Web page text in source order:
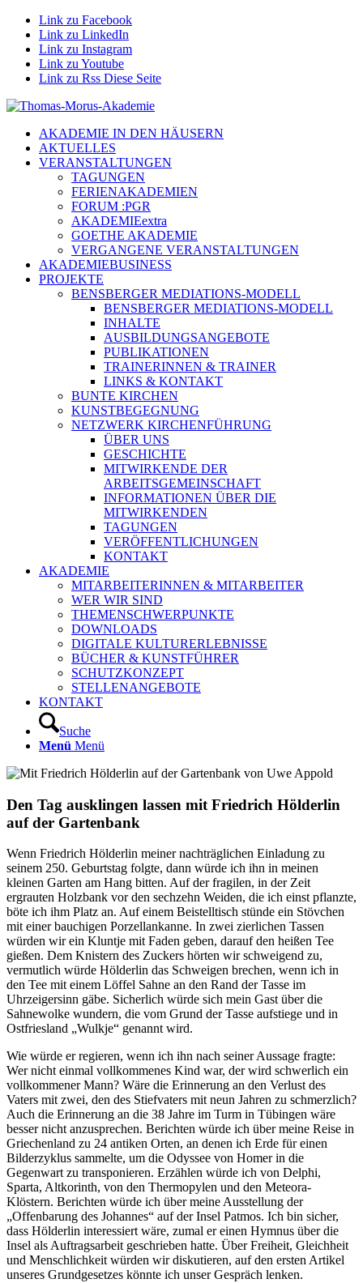
Link zu Facebook
Link zu LinkedIn
Link zu Instagram
Link zu Youtube
Link zu Rss Diese Seite
AKADEMIE IN DEN HÄUSERN
AKTUELLES
VERANSTALTUNGEN
TAGUNGEN
FERIENAKADEMIEN
FORUM :PGR
AKADEMIEextra
GOETHE AKADEMIE
VERGANGENE VERANSTALTUNGEN
AKADEMIEBUSINESS
PROJEKTE
BENSBERGER MEDIATIONS-MODELL
BENSBERGER MEDIATIONS-MODELL
INHALTE
AUSBILDUNGSANGEBOTE
PUBLIKATIONEN
TRAINERINNEN & TRAINER
LINKS & KONTAKT
BUNTE KIRCHEN
KUNSTBEGEGNUNG
NETZWERK KIRCHENFÜHRUNG
ÜBER UNS
GESCHICHTE
MITWIRKENDE DER
ARBEITSGEMEINSCHAFT
INFORMATIONEN ÜBER DIE
MITWIRKENDEN
TAGUNGEN
VERÖFFENTLICHUNGEN
KONTAKT
AKADEMIE
MITARBEITERINNEN & MITARBEITER
WER WIR SIND
THEMENSCHWERPUNKTE
DOWNLOADS
DIGITALE KULTURERLEBNISSE
BÜCHER & KUNSTFÜHRER
SCHUTZKONZEPT
STELLENANGEBOTE
KONTAKT
Suche
Menü Menü
Den Tag ausklingen lassen mit Friedrich Hölderlin
auf der Gartenbank
Wenn Friedrich Hölderlin meiner nachträglichen Einladung zu
seinem 250. Geburtstag folgte, dann würde ich ihn in meinen
kleinen Garten am Hang bitten. Auf der fragilen, in der Zeit
ergrauten Holzbank vor den sechzehn Weiden, die ich einst pflanzte,
böte ich ihm Platz an. Auf einem Beistelltisch stünde ein Stövchen
mit einer bauchigen Porzellankanne. In zwei zierlichen Tassen
würden wir ein Kluntje mit Faden geben, darauf den heißen Tee
gießen. Dem Knistern des Zuckers hörten wir schweigend zu,
vermutlich würde Hölderlin das Schweigen brechen, wenn ich in
den Tee mit einem Löffel Sahne an den Rand der Tasse im
Uhrzeigersinn gäbe. Sicherlich würde sich mein Gast über die
Sahnewolke wundern, die vom Grund der Tasse aufstiege und in
Ostfriesland „Wulkje“ genannt wird.
Wie würde er regieren, wenn ich ihn nach seiner Aussage fragte:
Wer nicht einmal vollkommenes Kind war, der wird schwerlich ein
vollkommener Mann? Wäre die Erinnerung an den Verlust des
Vaters mit zwei, den des Stiefvaters mit neun Jahren zu schmerzlich?
Auch die Erinnerung an die 38 Jahre im Turm in Tübingen wäre
besser nicht anzusprechen. Berichten würde ich über meine Reise in
Griechenland zu 24 antiken Orten, an denen ich Erde für einen
Bilderzyklus sammelte, um die Odyssee von Homer in die
Gegenwart zu transponieren. Erzählen würde ich von Delphi,
Sparta, Altkorinth, von den Thermopylen und den Meteora-
Klöstern. Berichten würde ich über meine Ausstellung der
„Offenbarung des Johannes“ auf der Insel Patmos. Ich bin sicher,
dass Hölderlin interessiert wäre, zumal er einen Hymnus über die
Insel als Auftragsarbeit geschrieben hatte. Über Freiheit, Gleichheit
und Menschlichkeit würden wir diskutieren, auf den ersten Artikel
unseres Grundgesetzes könnte ich unser Gespräch lenken.